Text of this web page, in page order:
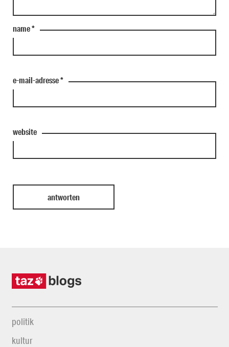
name*
e-mail-adresse*
website
politik
kultur